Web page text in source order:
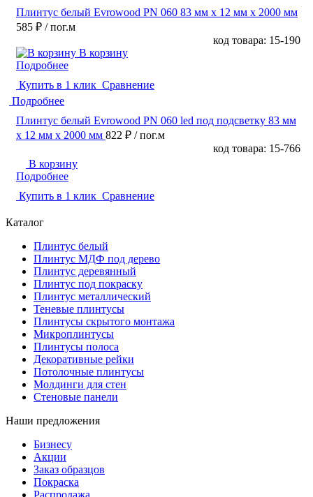
Плинтус белый Evrowood PN 060 83 мм х 12 мм х 2000 мм
585 ₽ / пог.м
код товара: 15-190
В корзину
Подробнее
Купить в 1 клик Сравнение
Подробнее
Плинтус белый Evrowood PN 060 led под подсветку 83 мм
х 12 мм х 2000 мм 822 ₽ / пог.м
код товара: 15-766
В корзину
Подробнее
Купить в 1 клик Сравнение
Каталог
Плинтус белый
Плинтус МДФ под дерево
Плинтус деревянный
Плинтус под покраску
Плинтус металлический
Теневые плинтусы
Плинтусы скрытого монтажа
Микроплинтусы
Плинтусы полоса
Декоративные рейки
Потолочные плинтусы
Молдинги для стен
Стеновые панели
Наши предложения
Бизнесу
Акции
Заказ образцов
Покраска
Распродажа